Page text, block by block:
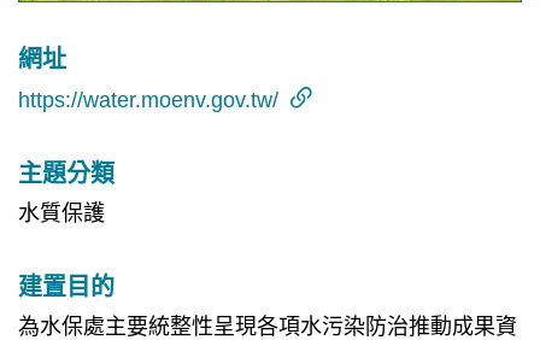
網址
https://water.moenv.gov.tw/
主題分類
水質保護
建置目的
為水保處主要統整性呈現各項水污染防治推動成果資